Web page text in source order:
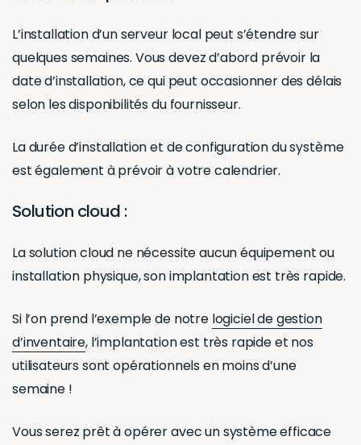
L’installation d’un serveur local peut s’étendre sur
quelques semaines. Vous devez d’abord prévoir la
date d’installation, ce qui peut occasionner des délais
selon les disponibilités du fournisseur.
La durée d’installation et de configuration du système
est également à prévoir à votre calendrier.
Solution cloud :
La solution cloud ne nécessite aucun équipement ou
installation physique, son implantation est très rapide.
Si l’on prend l’exemple de notre logiciel de gestion
d’inventaire, l’implantation est très rapide et nos
utilisateurs sont opérationnels en moins d’une
semaine !
Vous serez prêt à opérer avec un système efficace